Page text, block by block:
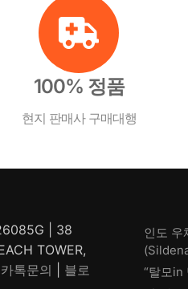
100% 정품
현지 판매사 구매대행
| 38
TOWER,
카톡문의
블로
인도 우
“탈모in